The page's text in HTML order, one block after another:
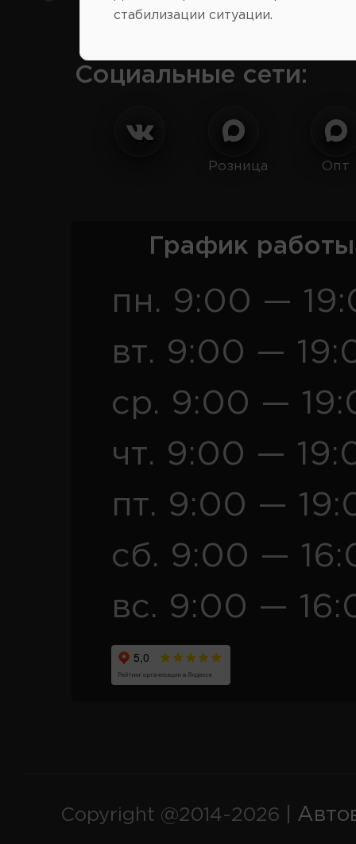
Социальные сети:
Розница Опт
График
пн. 9:00 —
вт. 9:00 —
ср. 9:00 —
чт. 9:00 —
пт. 9:00 —
сб. 9:00 —
вс. 9:00 —
Copyright @2014-2026 |
стабилизации ситуации.